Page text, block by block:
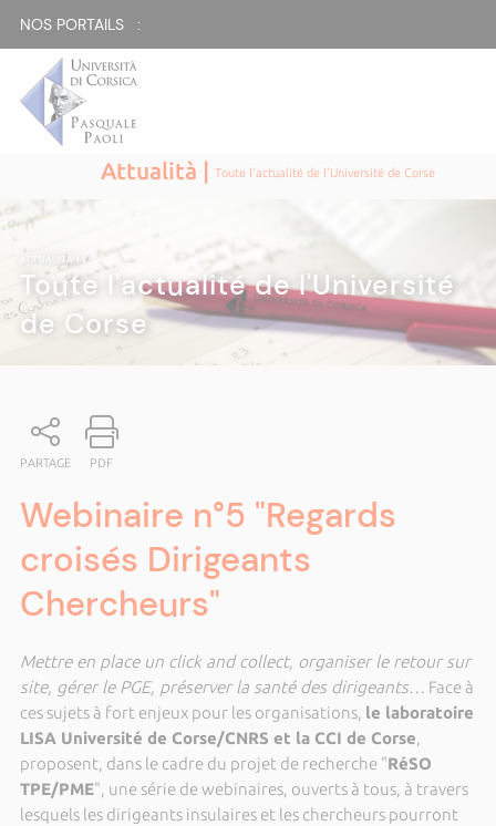
NOS PORTAILS :
Attualità |Toute l'actualité de l'Université de Corse
ATTUALITÀ|
Toute l'actualité de l'Université
de Corse
PARTAGE PDF
Webinaire n°5 "Regards
croisés Dirigeants
Chercheurs"
Mettre en place un click and collect, organiser le retour sur
site, gérer le PGE, préserver la santé des dirigeants… Face à
ces sujets à fort enjeux pour les organisations, le laboratoire
LISA Université de Corse/CNRS et la CCI de Corse,
proposent, dans le cadre du projet de recherche "RéSO
TPE/PME", une série de webinaires, ouverts à tous, à travers
lesquels les dirigeants insulaires et les chercheurs pourront